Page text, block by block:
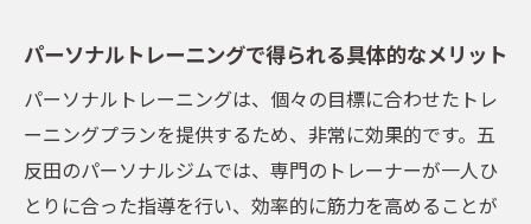
パーソナルトレーニングで得られる具体的なメリット
パーソナルトレーニングは、個々の目標に合わせたトレ
ーニングプランを提供するため、非常に効果的です。五
反田のパーソナルジムでは、専門のトレーナーが一人ひ
とりに合った指導を行い、効率的に筋力を高めることが